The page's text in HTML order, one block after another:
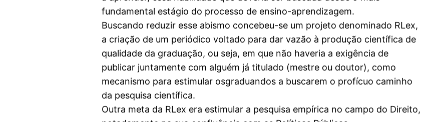
fundamental estágio do processo de ensino-aprendizagem.
Buscando reduzir esse abismo concebeu-se um projeto denominado RLex,
a criação de um periódico voltado para dar vazão à produção científica de
qualidade da graduação, ou seja, em que não haveria a exigência de
publicar juntamente com alguém já titulado (mestre ou doutor), como
mecanismo para estimular osgraduandos a buscarem o profícuo caminho
da pesquisa científica.
Outra meta da RLex era estimular a pesquisa empírica no campo do Direito,